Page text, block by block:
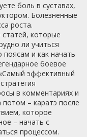
боль в суставах,
Болезненные
роста.
которые
ли учиться
поясам и как начать
боевое
эффективный
в комментариях и
– каратэ после
которое
– начать с
процессом.